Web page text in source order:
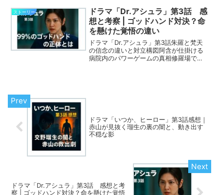
する老人、謎の洞窟、43年前の自衛隊機
墜落事故、そし...
ストーリー
ドラマ「Dr.アシュラ」第3話 感
想と考察 | ゴッドハンド対決？命
を懸けた覚悟の違い
ドラマ「Dr.アシュラ」第3話朱羅と梵天
の信念の違いと対立構図阿含が仕掛ける
病院内のパワーゲームの真相修羅場で光
ドラマ「いつか、ヒーロー」第3話感想｜
赤山が見抜く瑠生の裏の闇と、動き出す
不穏な影
ドラマ「Dr.アシュラ」第3話 感想と考
察 | ゴッドハンド対決？命を懸けた覚悟